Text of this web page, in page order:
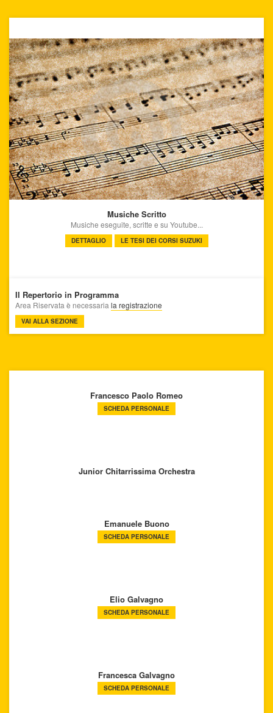
Musiche Scritto
Musiche eseguite, scritte e su Youtube...
DETTAGLIO LE TESI DEI CORSI SUZUKI
Il Repertorio in Programma
Area Riservata è necessaria la registrazione
VAI ALLA SEZIONE
Francesco Paolo Romeo
SCHEDA PERSONALE
Junior Chitarrissima Orchestra
Emanuele Buono
SCHEDA PERSONALE
Elio Galvagno
SCHEDA PERSONALE
Francesca Galvagno
SCHEDA PERSONALE